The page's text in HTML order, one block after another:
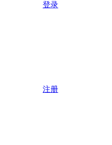
登录
注册